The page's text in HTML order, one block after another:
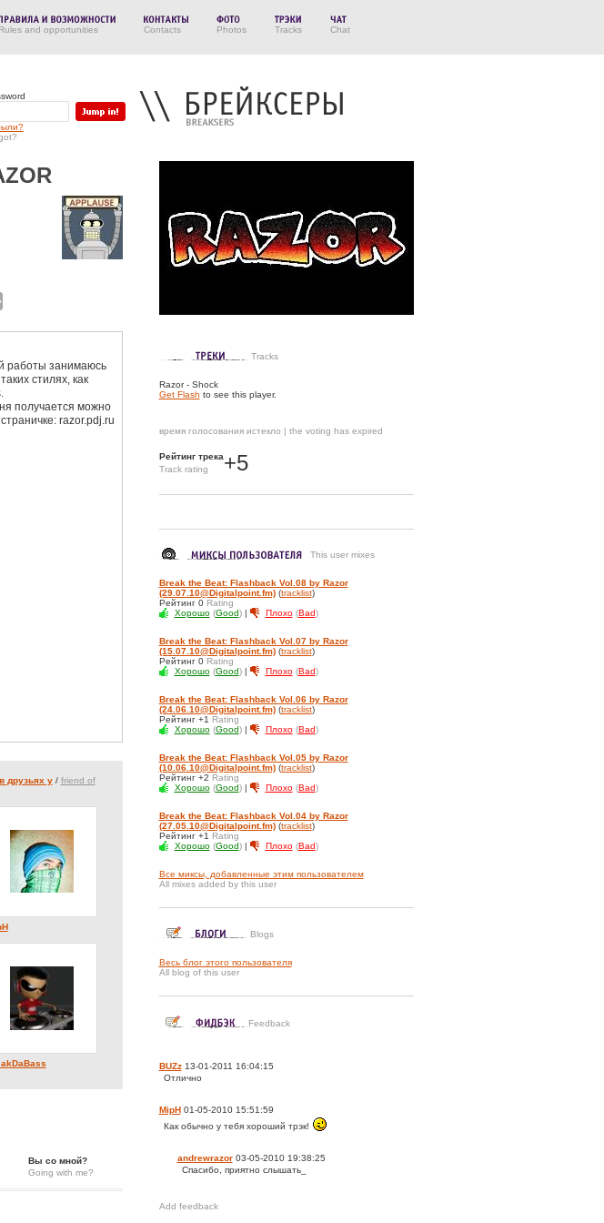
Rules and opportunities Contacts Photos Tracks Chat
работы занимаюсь
стилях, как
получается можно
razor.pdj.ru
в друзьях у/ friend of
Вы со мной?
Going with me?
Tracks
Razor - Shock
Get Flash to see this player.
время голосования истекло | the voting has expired
Рейтинг трека+5
Track rating
This user mixes
Break the Beat: Flashback Vol.08 by Razor
(29.07.10@Digitalpoint.fm)(tracklist)
Рейтинг 0 Rating
Хорошо (Good)| Плохо (Bad)
Break the Beat: Flashback Vol.07 by Razor
(15.07.10@Digitalpoint.fm)(tracklist)
Рейтинг 0 Rating
Хорошо (Good)| Плохо (Bad)
Break the Beat: Flashback Vol.06 by Razor
(24.06.10@Digitalpoint.fm)(tracklist)
Рейтинг +1 Rating
Хорошо (Good)| Плохо (Bad)
Break the Beat: Flashback Vol.05 by Razor
(10.06.10@Digitalpoint.fm)(tracklist)
Рейтинг +2 Rating
Хорошо (Good)| Плохо (Bad)
Break the Beat: Flashback Vol.04 by Razor
(27.05.10@Digitalpoint.fm)(tracklist)
Рейтинг +1 Rating
Хорошо (Good)| Плохо (Bad)
Все миксы, добавленные этим пользователем
All mixes added by this user
Blogs
Весь блог этого пользователя
All blog of this user
Feedback
BUZz13-01-2011 16:04:15
Отлично
MipH01-05-2010 15:51:59
Как обычно у тебя хороший трэк!
andrewrazor03-05-2010 19:38:25
Спасибо, приятно слышать_
Add feedback